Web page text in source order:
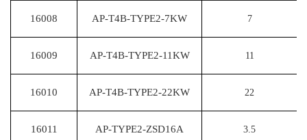
16008 AP-T4B-TYPE2-7KW 7
16009 AP-T4B-TYPE2-11KW 11
16010 AP-T4B-TYPE2-22KW 22
16011 AP-TYPE2-ZSD16A 3.5